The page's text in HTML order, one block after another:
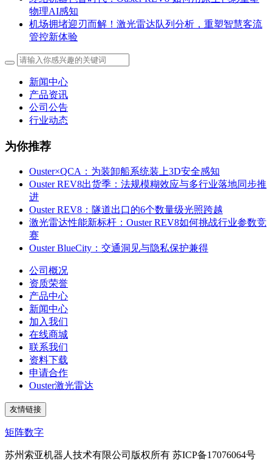
物理AI感知
机场拥堵迎刃而解！激光雷达队列分析，重塑智慧客流
管控新体验
新闻中心
产品资讯
公司公告
行业动态
为你推荐
Ouster×QCA：为装卸船系统装上3D安全感知
Ouster REV8出货季：法规模糊效应与多行业落地同步推
进
Ouster REV8：隧道出口的6个数量级光照跨越
激光雷达性能新标杆：Ouster REV8如何挑战行业参数竞
赛
Ouster BlueCity：交通洞见与隐私保护兼得
公司概况
资质荣誉
产品中心
新闻中心
加入我们
在线商城
联系我们
资料下载
申请合作
Ouster激光雷达
友情链接
矩阵数字
苏州索亚机器人技术有限公司版权所有 苏ICP备17076064号